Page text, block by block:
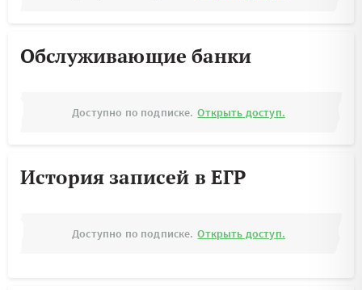
Обслуживающие банки
Доступно по подписке. Открыть доступ.
История записей в ЕГР
Доступно по подписке. Открыть доступ.